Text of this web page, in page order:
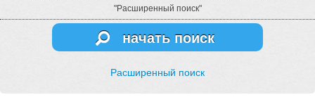
"Расширенный поиск"
начать поиск
Расширенный поиск